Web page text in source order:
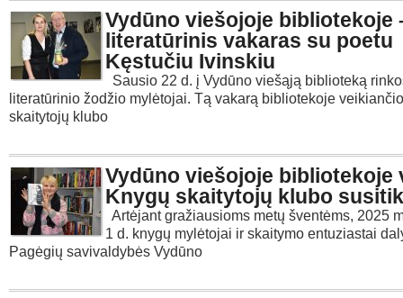
Vydūno viešojoje bibliotekoje
literatūrinis vakaras su poetu
Kęstučiu Ivinskiu
Sausio 22 d. į Vydūno viešąją biblioteką
literatūrinio žodžio mylėtojai. Tą vakarą bibliotekoje
skaitytojų klubo
Vydūno viešojoje bibliotekoje
Knygų skaitytojų klubo
Artėjant gražiausioms metų šventėms, 2025
1 d. knygų mylėtojai ir skaitymo entuziastai
Pagėgių savivaldybės Vydūno